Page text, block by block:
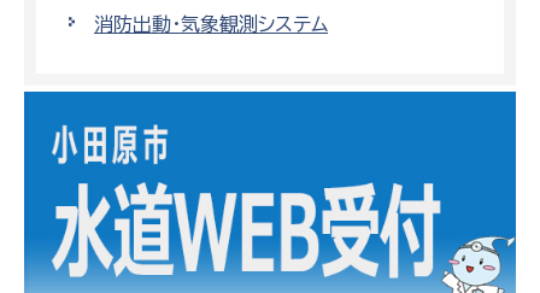
消防出動・気象観測システム